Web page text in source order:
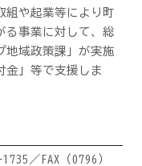
組や起業等により町
る事業に対して、総
地域政策課 」が実施
金」等で支援しま
／FAX（0796）